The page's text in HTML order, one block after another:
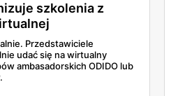
szkolenia z
Przedstawiciele
udać się na wirtualny
ambasadorskich ODIDO lub